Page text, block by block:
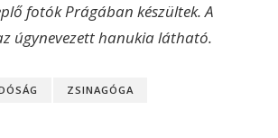
fotók Prágában készültek. A
úgynevezett hanukia látható.
ZSINAGÓGA